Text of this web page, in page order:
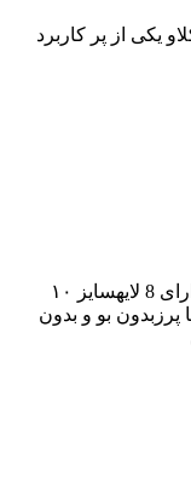
یکی از پر کاربرد
تهیه شده از پنبه ۱۰۰ درصد طبیعی و خالصدارای 8 لایهسایز ۱۰
یا پرزبدون بو و بدون